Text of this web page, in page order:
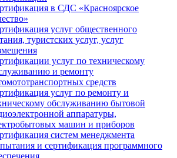
в СДС «Красноярское
услуг общественного
туристских услуг, услуг
услуг по техническому
и ремонту
средств
услуг по ремонту и
обслуживанию бытовой
аппаратуры,
машин и приборов
систем менеджмента
и сертификация программного